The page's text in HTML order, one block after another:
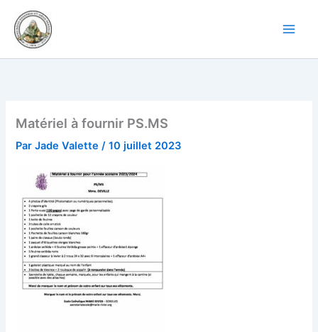
contenu
Matériel à fournir PS.MS
ParJade Valette/10 juillet 2023